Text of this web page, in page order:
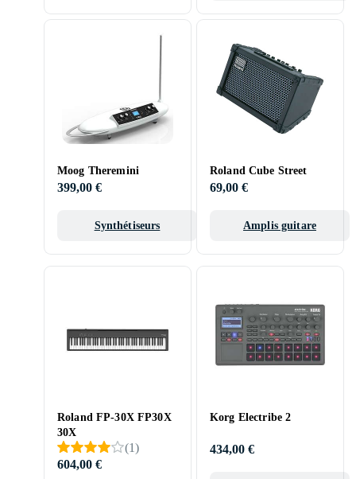
Moog Theremini
399,00 €
Synthétiseurs
Roland Cube Street
69,00 €
Amplis guitare
Roland FP-30X FP30X
30X
(1)
604,00 €
Korg Electribe 2
434,00 €